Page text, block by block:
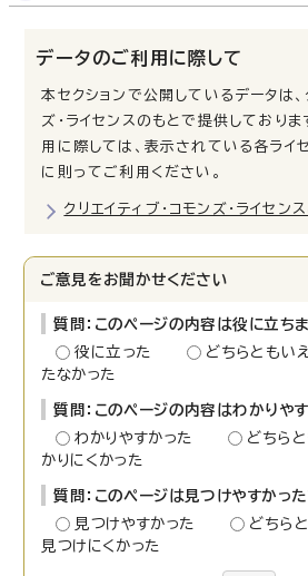
データのご利用に際して
本セクションで公開しているデータは、
ズ・ライセンスのもとで提供しておりま
用に際しては、表示されている各ライ
に則ってご利用ください。
クリエイティブ・コモンズ・ライセン
ご意見をお聞かせください
質問：このページの内容は役に立ち
役に立った
どちらともい
たなかった
質問：このページの内容はわかりや
わかりやすかった
どちら
かりにくかった
質問：このページは見つけやすかっ
見つけやすかった
どちら
見つけにくかった